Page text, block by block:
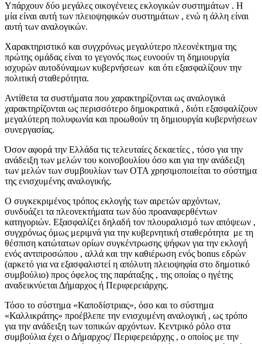
Υπάρχουν δύο μεγάλες οικογένειες εκλογικών συστημάτων . Η
μία είναι αυτή των πλειοψηφικών συστημάτων , ενώ η άλλη είναι
αυτή των αναλογικών.
Χαρακτηριστικό και συγχρόνως μεγαλύτερο πλεονέκτημα της
πρώτης ομάδας είναι το γεγονός πως ευνοούν τη δημιουργία
ισχυρών αυτοδύναμων κυβερνήσεων και ότι εξασφαλίζουν την
πολιτική σταθερότητα.
Αντίθετα τα συστήματα που χαρακτηρίζονται ως αναλογικά
χαρακτηρίζονται ως περισσότερο δημοκρατικά , διότι εξασφαλίζουν
μεγαλύτερη πολυφωνία και προωθούν τη δημιουργία κυβερνήσεων
συνεργασίας.
Όσον αφορά την Ελλάδα τις τελευταίες δεκαετίες , τόσο για την
ανάδειξη των μελών του κοινοβουλίου όσο και για την ανάδειξη
των μελών των συμβουλίων των ΟΤΑ χρησιμοποιείται το σύστημα
της ενισχυμένης αναλογικής.
Ο συγκεκριμένος τρόπος εκλογής των αιρετών αρχόντων,
συνδυάζει τα πλεονεκτήματα των δύο προαναφερθέντων
κατηγοριών. Εξασφαλίζει δηλαδή τον πλουραλισμό των απόψεων ,
συγχρόνως όμως μεριμνά για την κυβερνητική σταθερότητα με τη
θέσπιση κατώτατων ορίων συγκέντρωσης ψήφων για την εκλογή
ενός αντιπροσώπου , αλλά και την καθιέρωση ενός bonus εδρών
(αρκετό για να εξασφαλιστεί η απόλυτη πλειοψηφία στο δημοτικό
συμβούλιο) προς όφελος της παράταξης , της οποίας ο ηγέτης
αναδεικνύεται Δήμαρχος ή Περιφερειάρχης.
Τόσο το σύστημα «Καποδίστριας», όσο και το σύστημα
«Καλλικράτης» προέβλεπε την ενισχυμένη αναλογική , ως τρόπο
για την ανάδειξη των τοπικών αρχόντων. Κεντρικό ρόλο στα
συμβούλια έχει ο Δήμαρχος/ Περιφερειάρχης , ο οποίος με την